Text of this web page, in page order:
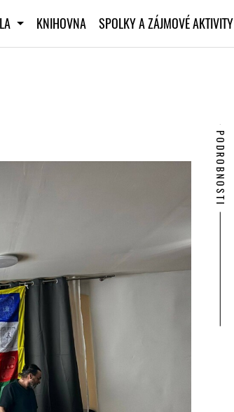
KNIHOVNA SPOLKY A ZÁJMOVÉ AKTIVITY
PODROBNOSTI